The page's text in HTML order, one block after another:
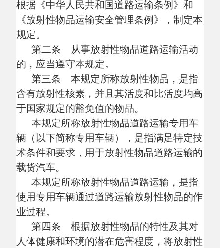
第三条 本规定所称放射性物品，是指
含有放射性核素，并且其活度和比活度均高
于国家规定的豁免值的物品。
本规定所称放射性物品道路运输专用车
辆（以下简称专用车辆），是指满足特定技
术条件和要求，用于放射性物品道路运输的
载货汽车。
本规定所称放射性物品道路运输，是指
使用专用车辆通过道路运输放射性物品的作
业过程。
第四条 根据放射性物品的特性及其对
人体健康和环境的潜在危害程度，将放射性
物品分为一类、二类和三类。
一类放射性物品，是指 Ⅰ类放射源、高水
平放射性废物、乏燃料等释放到环境后对人
体健康和环境产生重大辐射影响的放射性物
品。
二类放射性物品，是指Ⅱ类和Ⅲ类放射
源、中等水平放射性废物等释放到环境后对